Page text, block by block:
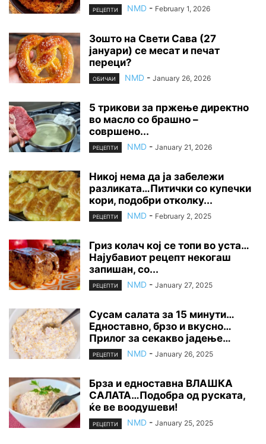
РЕЦЕПТИ NMD - February 1, 2026
Зошто на Свети Сава (27
јануари) се месат и печат
переци?
ОБИЧАИ NMD - January 26, 2026
5 трикови за пржење директно
во масло со брашно –
совршено...
РЕЦЕПТИ NMD - January 21, 2026
Никој нема да ја забележи
разликата…Питички со купечки
кори, подобри отколку...
РЕЦЕПТИ NMD - February 2, 2025
Гриз колач кој се топи во уста…
Најубавиот рецепт некогаш
запишан, со...
РЕЦЕПТИ NMD - January 27, 2025
Сусам салата за 15 минути…
Едноставно, брзо и вкусно…
Прилог за секакво јадење…
РЕЦЕПТИ NMD - January 26, 2025
Брза и едноставна ВЛАШКА
САЛАТА…Подобра од руската,
ќе ве воодушеви!
РЕЦЕПТИ NMD - January 25, 2025